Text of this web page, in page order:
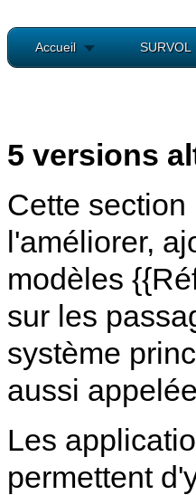
Accueil SURVOL
5 versions
Cette
l'améliorer,
modèles
sur les
système
aussi
Les
permettent